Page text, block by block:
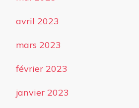
avril 2023
mars 2023
février 2023
janvier 2023